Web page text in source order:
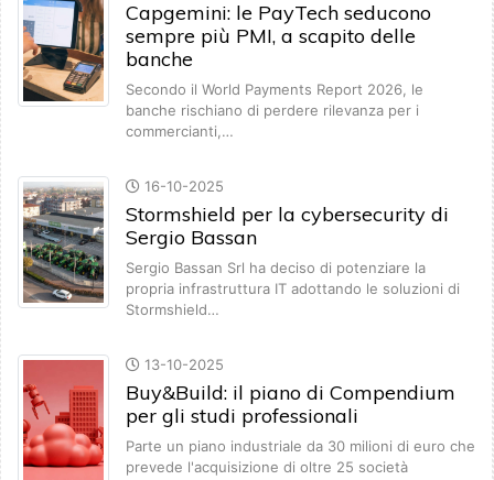
Capgemini: le PayTech seducono
sempre più PMI, a scapito delle
banche
Secondo il World Payments Report 2026, le
banche rischiano di perdere rilevanza per i
commercianti,…
16-10-2025
Stormshield per la cybersecurity di
Sergio Bassan
Sergio Bassan Srl ha deciso di potenziare la
propria infrastruttura IT adottando le soluzioni di
Stormshield…
13-10-2025
Buy&Build: il piano di Compendium
per gli studi professionali
Parte un piano industriale da 30 milioni di euro che
prevede l'acquisizione di oltre 25 società